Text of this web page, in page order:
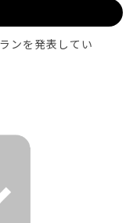
ンを発表してい